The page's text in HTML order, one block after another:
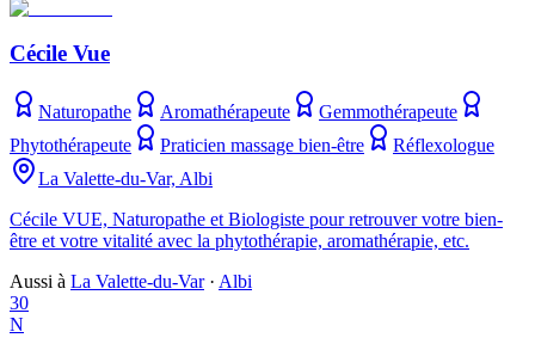
Cécile Vue
Naturopathe Aromathérapeute
Gemmothérapeute
Phytothérapeute
Praticien massage bien-être
Réflexologue
La Valette-du-Var, Albi
Cécile VUE, Naturopathe et Biologiste pour retrouver votre bien-
être et votre vitalité avec la phytothérapie, aromathérapie, etc.
Aussi à La Valette-du-Var· Albi
30
N